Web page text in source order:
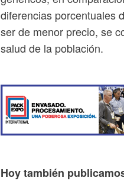
diferencias porcentuales
ser de menor precio, se
salud de la población.
Hoy también